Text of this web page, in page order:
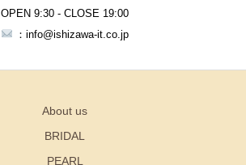
OPEN 9:30 - CLOSE 19:00
：info@ishizawa-it.co.jp
About us
BRIDAL
PEARL